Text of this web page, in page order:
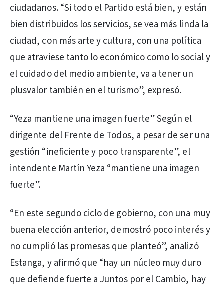
ciudadanos. “Si todo el Partido está bien, y están
bien distribuidos los servicios, se vea más linda la
ciudad, con más arte y cultura, con una política
que atraviese tanto lo económico como lo social y
el cuidado del medio ambiente, va a tener un
plusvalor también en el turismo”, expresó.
“Yeza mantiene una imagen fuerte” Según el
dirigente del Frente de Todos, a pesar de ser una
gestión “ineficiente y poco transparente”, el
intendente Martín Yeza “mantiene una imagen
fuerte”.
“En este segundo ciclo de gobierno, con una muy
buena elección anterior, demostró poco interés y
no cumplió las promesas que planteó”, analizó
Estanga, y afirmó que “hay un núcleo muy duro
que defiende fuerte a Juntos por el Cambio, hay